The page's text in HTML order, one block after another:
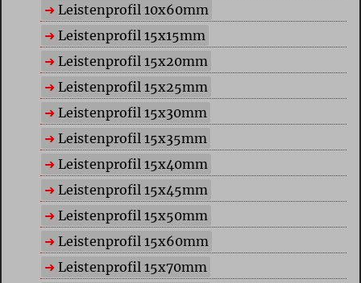
Leistenprofil 10x60mm
Leistenprofil 15x15mm
Leistenprofil 15x20mm
Leistenprofil 15x25mm
Leistenprofil 15x30mm
Leistenprofil 15x35mm
Leistenprofil 15x40mm
Leistenprofil 15x45mm
Leistenprofil 15x50mm
Leistenprofil 15x60mm
Leistenprofil 15x70mm